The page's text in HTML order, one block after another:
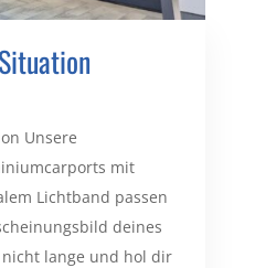
Unsere
mit
Lichtband passen
deines
nicht lange und hol dir